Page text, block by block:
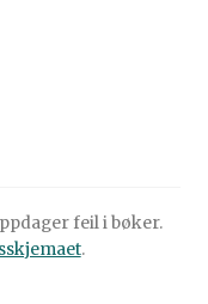
feil i bøker.
.